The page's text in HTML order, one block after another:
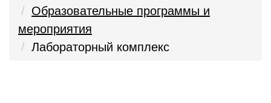
Образовательные программы и
мероприятия
Лабораторный комплекс